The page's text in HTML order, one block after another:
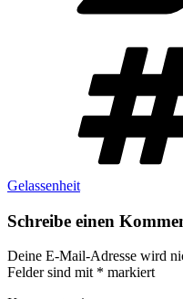
Gelassenheit
Schreibe einen
Deine E-Mail-Adresse wird
Felder sind mit * markiert